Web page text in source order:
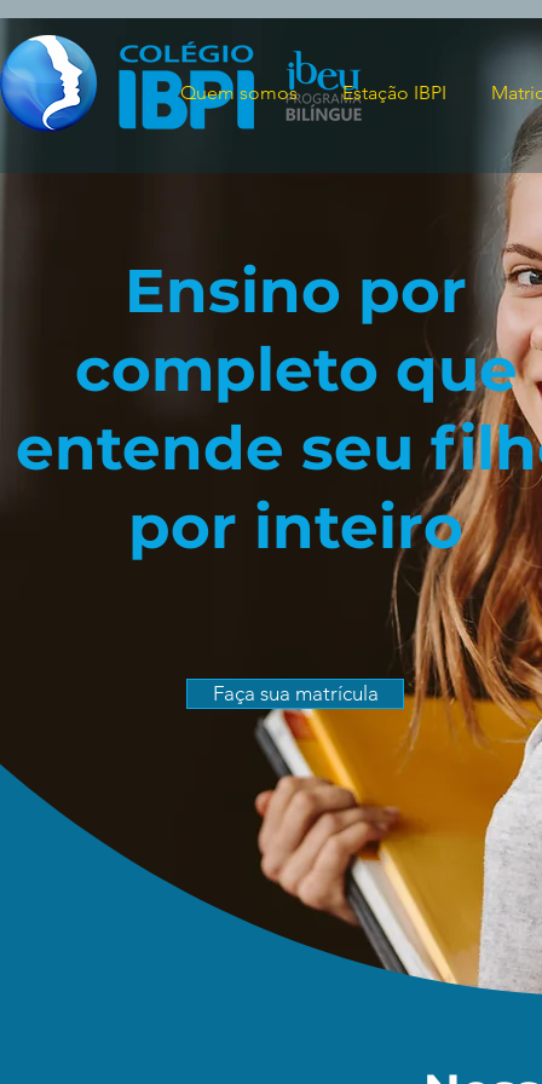
Quem somos Estação IBPI
Ensino por
completo que
entende seu
por inteiro
Faça sua matrícula